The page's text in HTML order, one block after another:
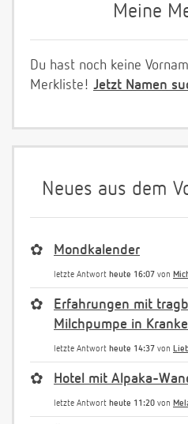
Meine
Du hast noch keine
Merkliste! Jetzt Namen
Neues aus dem
✿ Mondkalender
letzte Antwort heute 16:07 von
✿
Erfahrungen mit
Milchpumpe in
letzte Antwort heute 14:37 von
✿ Hotel mit Alpaka-
letzte Antwort heute 11:20 von